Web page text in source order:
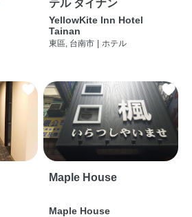
テル タイナン
YellowKite Inn Hotel
Tainan
東區, 台南市 | ホテル
Maple House
Maple House